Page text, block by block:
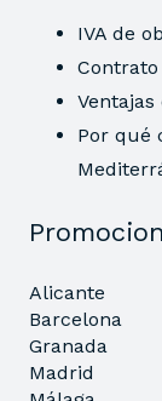
IVA de
Por qué
Alicante
Barcelona
Granada
Madrid